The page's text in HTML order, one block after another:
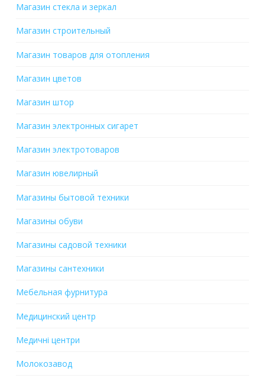
Магазин стекла и зеркал
Магазин строительный
Магазин товаров для отопления
Магазин цветов
Магазин штор
Магазин электронных сигарет
Магазин электротоваров
Магазин ювелирный
Магазины бытовой техники
Магазины обуви
Магазины садовой техники
Магазины сантехники
Мебельная фурнитура
Медицинский центр
Медичні центри
Молокозавод